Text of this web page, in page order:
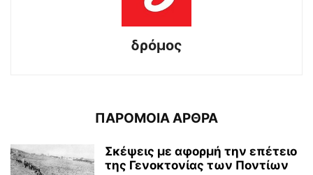
δρόμος
ΠΑΡΟΜΟΙΑ ΑΡΘΡΑ
Σκέψεις με αφορμή την επέτειο
της Γενοκτονίας των Ποντίων